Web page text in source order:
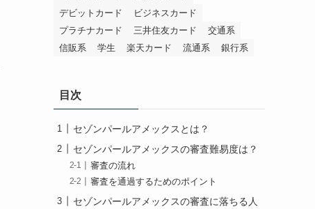
デビットカード
ビジネスカード
プラチナカード
三井住友カード
交通系
信販系
学生 楽天カード 流通系 銀行系
目次
セゾンパールアメックスとは？
セゾンパールアメックスの審査難易度は？
審査の流れ
審査を通過するためのポイント
セゾンパールアメックスの審査に落ちる人